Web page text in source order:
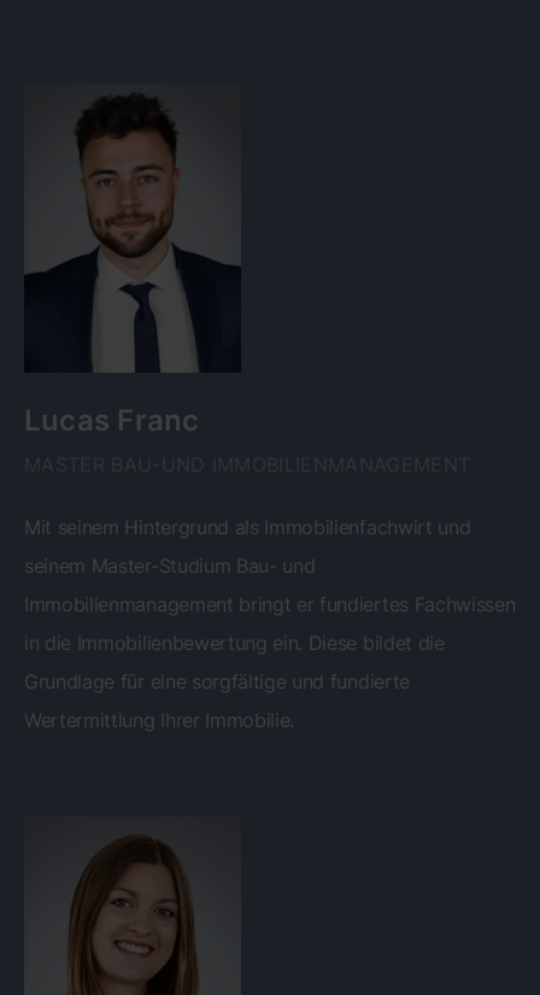
Lucas Franc
Mit seinem Hintergrund als Immobilienfachwirt und
seinem Master-Studium Bau- und
Immobilienmanagement bringt er fundiertes Fachwissen
in die Immobilienbewertung ein. Diese bildet die
Grundlage für eine sorgfältige und fundierte
Wertermittlung Ihrer Immobilie.